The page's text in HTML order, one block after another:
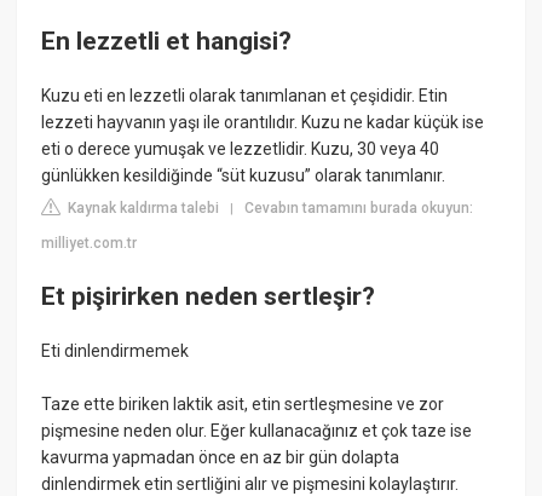
En lezzetli et hangisi?
Kuzu eti en lezzetli olarak tanımlanan et çeşididir. Etin
lezzeti hayvanın yaşı ile orantılıdır. Kuzu ne kadar küçük ise
eti o derece yumuşak ve lezzetlidir. Kuzu, 30 veya 40
günlükken kesildiğinde “süt kuzusu” olarak tanımlanır.
Kaynak kaldırma talebi |Cevabın tamamını burada okuyun:
milliyet.com.tr
Et pişirirken neden sertleşir?
Eti dinlendirmemek
Taze ette biriken laktik asit, etin sertleşmesine ve zor
pişmesine neden olur. Eğer kullanacağınız et çok taze ise
kavurma yapmadan önce en az bir gün dolapta
dinlendirmek etin sertliğini alır ve pişmesini kolaylaştırır.